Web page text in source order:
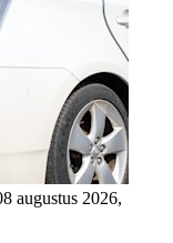
augustus 2026,